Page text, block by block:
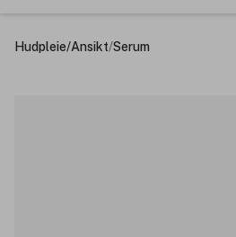
Hudpleie/Ansikt/Serum